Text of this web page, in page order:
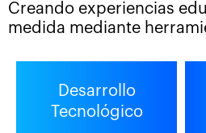
Creando experiencias
medida mediante
Desarrollo
Tecnológico